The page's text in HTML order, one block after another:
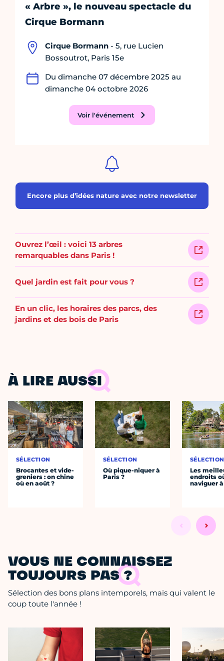
« Arbre », le nouveau spectacle du
Cirque Bormann
Cirque Bormann - 5, rue Lucien
Bossoutrot, Paris 15e
Du dimanche 07 décembre 2025 au
dimanche 04 octobre 2026
Voir l'événement
Encore plus d’idées nature avec notre newsletter
Ouvrez l’œil : voici 13 arbres
remarquables dans Paris !
Quel jardin est fait pour vous ?
En un clic, les horaires des parcs, des
jardins et des bois de Paris
À LIRE AUSSI
SÉLECTION
Brocantes et vide-
greniers : on chine
où en août ?
SÉLECTION
Où pique-niquer à
Paris ?
SÉLECTION
Les
endroits
naviguer
VOUS NE CONNAISSEZ
TOUJOURS PAS ?
Sélection des bons plans intemporels, mais qui valent le
coup toute l'année !